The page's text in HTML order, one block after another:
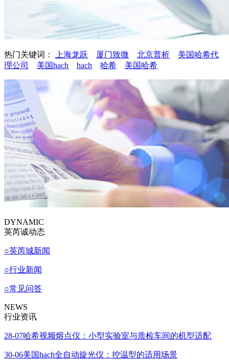
热门关键词： 上海龙跃 厦门致微 北京普析
美国哈希代
理公司
美国hach hach 哈希 美国哈希
DYNAMIC
英芮诚动态
○英芮城新闻
○行业新闻
○常见问答
NEWS
行业资讯
28-07哈希视频熔点仪：小型实验室与质检车间的机型适配
30-06美国hach全自动旋光仪：控温型的适用场景